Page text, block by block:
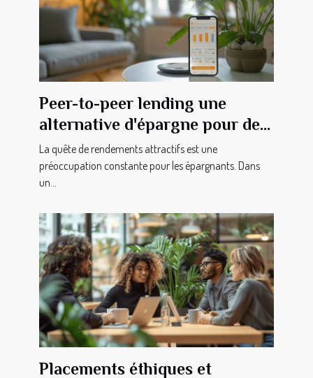
Peer-to-peer lending une
alternative d'épargne pour des
rendements potentiels élevés
La quête de rendements attractifs est une
préoccupation constante pour les épargnants. Dans
un...
Placements éthiques et